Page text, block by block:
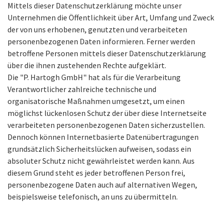
Mittels dieser Datenschutzerklärung möchte unser
Unternehmen die Öffentlichkeit über Art, Umfang und Zweck
der von uns erhobenen, genutzten und verarbeiteten
personenbezogenen Daten informieren. Ferner werden
betroffene Personen mittels dieser Datenschutzerklärung
über die ihnen zustehenden Rechte aufgeklärt.
Die "P. Hartogh GmbH" hat als für die Verarbeitung
Verantwortlicher zahlreiche technische und
organisatorische Maßnahmen umgesetzt, um einen
möglichst lückenlosen Schutz der über diese Internetseite
verarbeiteten personenbezogenen Daten sicherzustellen.
Dennoch können Internetbasierte Datenübertragungen
grundsätzlich Sicherheitslücken aufweisen, sodass ein
absoluter Schutz nicht gewährleistet werden kann. Aus
diesem Grund steht es jeder betroffenen Person frei,
personenbezogene Daten auch auf alternativen Wegen,
beispielsweise telefonisch, an uns zu übermitteln.